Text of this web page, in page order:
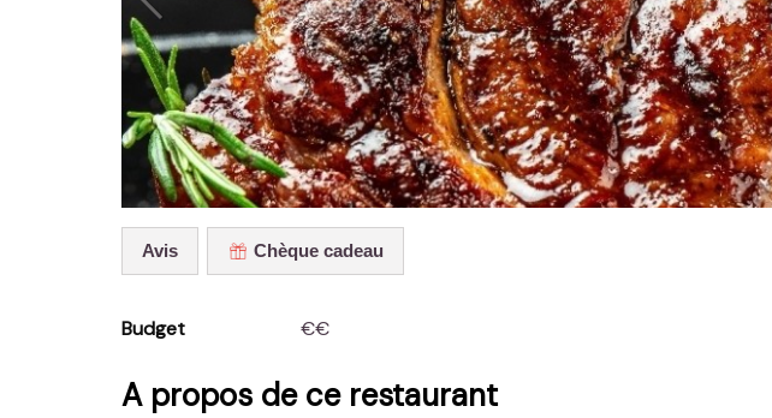
Avis Chèque cadeau
Budget €€
A propos de ce restaurant